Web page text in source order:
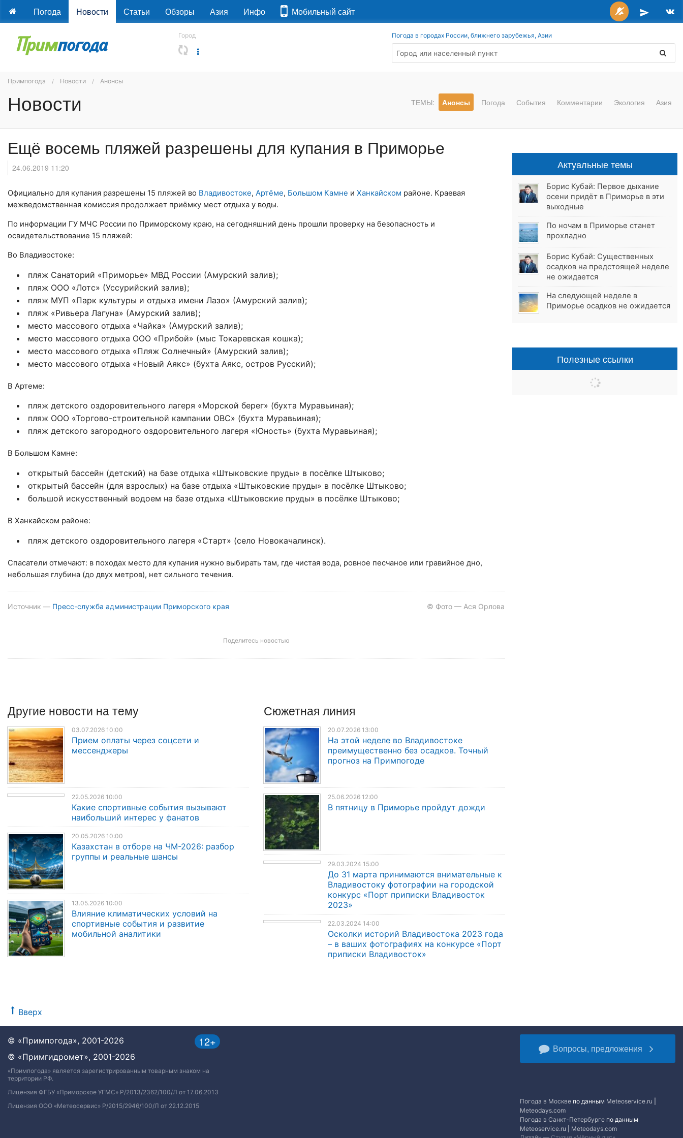
Погода Новости Статьи Обзоры Азия Инфо Мобильный сайт
Город Погода в городах России, ближнего зарубежья, Азии
Примпогода Новости Анонсы
Новости ТЕМЫ: Анонсы Погода События Комментарии Экология Азия
Ещё восемь пляжей разрешены для купания в Приморье
24.06.2019 11:20
Официально для купания разрешены 15 пляжей во Владивостоке, Артёме, Большом Камне и Ханкайском районе. Краевая
межведомственная комиссия продолжает приёмку мест отдыха у воды.
По информации ГУ МЧС России по Приморскому краю, на сегодняшний день прошли проверку на безопасность и
освидетельствование 15 пляжей:
Во Владивостоке:
пляж Санаторий «Приморье» МВД России (Амурский залив);
пляж ООО «Лотс» (Уссурийский залив);
пляж МУП «Парк культуры и отдыха имени Лазо» (Амурский залив);
пляж «Ривьера Лагуна» (Амурский залив);
место массового отдыха «Чайка» (Амурский залив);
место массового отдыха ООО «Прибой» (мыс Токаревская кошка);
место массового отдыха «Пляж Солнечный» (Амурский залив);
место массового отдыха «Новый Аякс» (бухта Аякс, остров Русский);
В Артеме:
пляж детского оздоровительного лагеря «Морской берег» (бухта Муравьиная);
пляж ООО «Торгово-строительной кампании ОВС» (бухта Муравьиная);
пляж детского загородного оздоровительного лагеря «Юность» (бухта Муравьиная);
В Большом Камне:
открытый бассейн (детский) на базе отдыха «Штыковские пруды» в посёлке Штыково;
открытый бассейн (для взрослых) на базе отдыха «Штыковские пруды» в посёлке Штыково;
большой искусственный водоем на базе отдыха «Штыковские пруды» в посёлке Штыково;
В Ханкайском районе:
пляж детского оздоровительного лагеря «Старт» (село Новокачалинск).
Спасатели отмечают: в походах место для купания нужно выбирать там, где чистая вода, ровное песчаное или гравийное дно,
небольшая глубина (до двух метров), нет сильного течения.
© Фото — Ася Орлова
Источник — Пресс-служба администрации Приморского края
Поделитесь новостью
Другие новости на тему
03.07.2026 10:00
Прием оплаты через соцсети и
мессенджеры
22.05.2026 10:00
Какие спортивные события вызывают
наибольший интерес у фанатов
20.05.2026 10:00
Казахстан в отборе на ЧМ-2026: разбор
группы и реальные шансы
13.05.2026 10:00
Влияние климатических условий на
спортивные события и развитие
мобильной аналитики
Сюжетная линия
20.07.2026 13:00
На этой неделе во Владивостоке
преимущественно без осадков. Точный
прогноз на Примпогоде
25.06.2026 12:00
В пятницу в Приморье пройдут дожди
29.03.2024 15:00
До 31 марта принимаются внимательные к
Владивостоку фотографии на городской
конкурс «Порт приписки Владивосток
2023»
22.03.2024 14:00
Осколки историй Владивостока 2023 года
– в ваших фотографиях на конкурсе «Порт
приписки Владивосток»
Вверх
Актуальные темы
Борис Кубай: Первое дыхание
осени придёт в Приморье в эти
выходные
По ночам в Приморье станет
прохладно
Борис Кубай: Существенных
осадков на предстоящей неделе
не ожидается
На следующей неделе в
Приморье осадков не ожидается
Полезные ссылки
12+
© «Примпогода», 2001-2026
© «Примгидромет», 2001-2026
«Примпогода» является зарегистрированным товарным знаком на
территории РФ.
Лицензия ФГБУ «Приморское УГМС» Р/2013/2362/100/Л от 17.06.2013
Лицензия ООО «Метеосервис» Р/2015/2946/100/Л от 22.12.2015
Вопросы, предложения
Погода в Москве по данным Meteoservice.ru
Meteodays.com
Погода в Санкт-Петербурге по данным
Meteoservice.ru
Meteodays.com